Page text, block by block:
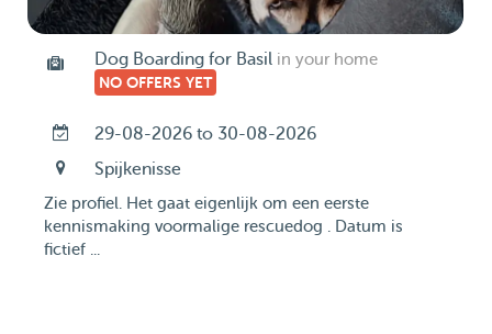
Dog Boarding for Basil in your home
NO OFFERS YET
29-08-2026 to 30-08-2026
Spijkenisse
Zie profiel. Het gaat eigenlijk om een eerste
kennismaking voormalige rescuedog . Datum is
fictief ...